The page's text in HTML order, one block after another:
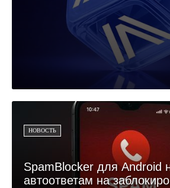
НОВОСТЬ
SpamBlocker для Android
автоответам на